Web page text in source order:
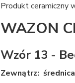
Produkt ceramiczny
WAZON
Wzór 13 -
Zewnątrz: